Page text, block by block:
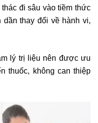
đi sâu vào tiềm thức
thay đổi về hành vi,
lý trị liệu nên được ưu
thuốc, không can thiệp